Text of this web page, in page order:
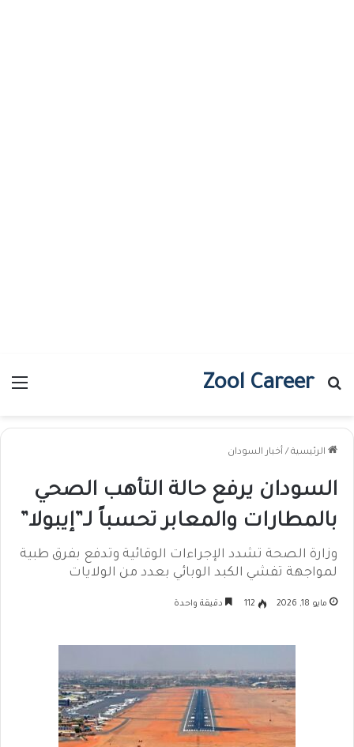
Zool Career
بحث عن
الرئيسية / أخبار السودان
السودان يرفع حالة التأهب الصحي
بالمطارات والمعابر تحسباً لـ”إيبولا”
وزارة الصحة تشدد الإجراءات الوقائية وتدفع بفرق طبية
لمواجهة تفشي الكبد الوبائي بعدد من الولايات
مايو 18, 2026 112 دقيقة واحدة